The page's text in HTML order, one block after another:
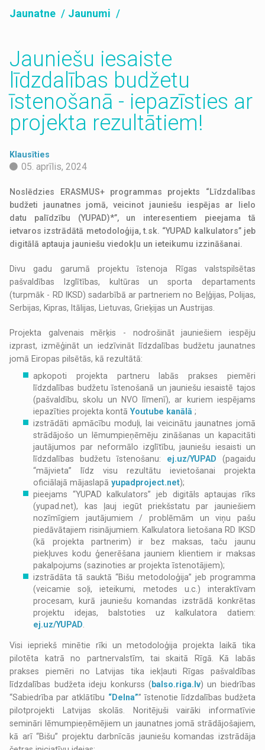
Jaunatne Jaunumi
Jauniešu iesaiste
līdzdalības budžetu
īstenošanā - iepazīsties ar
projekta rezultātiem!
Klausīties
05. aprīlis, 2024
Noslēdzies ERASMUS+ programmas projekts “Līdzdalības
budžeti jaunatnes jomā, veicinot jauniešu iespējas ar lielo
datu palīdzību (YUPAD)*”, un interesentiem pieejama tā
ietvaros izstrādātā metodoloģija, t.sk. “YUPAD kalkulators” jeb
digitālā aptauja jauniešu viedokļu un ieteikumu izzināšanai.
Divu gadu garumā projektu īstenoja Rīgas valstspilsētas
pašvaldības Izglītības, kultūras un sporta departaments
(turpmāk - RD IKSD) sadarbībā ar partneriem no Beļģijas, Polijas,
Serbijas, Kipras, Itālijas, Lietuvas, Grieķijas un Austrijas.
Projekta galvenais mērķis - nodrošināt jauniešiem iespēju
izprast, izmēģināt un iedzīvināt līdzdalības budžetu jaunatnes
jomā Eiropas pilsētās, kā rezultātā:
apkopoti projekta partneru labās prakses piemēri
līdzdalības budžetu īstenošanā un jauniešu iesaistē tajos
(pašvaldību, skolu un NVO līmenī), ar kuriem iespējams
iepazīties projekta kontāYoutube kanālā ;
izstrādāti apmācību moduļi, lai veicinātu jaunatnes jomā
strādājošo un lēmumpieņēmēju zināšanas un kapacitāti
jautājumos par neformālo izglītību, jauniešu iesaisti un
līdzdalības budžetu īstenošanu: ej.uz/YUPAD (pagaidu
“mājvieta” līdz visu rezultātu ievietošanai projekta
oficiālajā mājaslapāyupadproject.net);
pieejams “YUPAD kalkulators” jeb digitāls aptaujas rīks
(yupad.net), kas ļauj iegūt priekšstatu par jauniešiem
nozīmīgiem jautājumiem / problēmām un viņu pašu
piedāvātajiem risinājumiem. Kalkulatora lietošana RD IKSD
(kā projekta partnerim) ir bez maksas, taču jaunu
piekļuves kodu ģenerēšana jauniem klientiem ir maksas
pakalpojums (sazinoties ar projekta īstenotājiem);
izstrādāta tā sauktā “Bišu metodoloģija” jeb programma
(veicamie soļi, ieteikumi, metodes u.c.) interaktīvam
procesam, kurā jauniešu komandas izstrādā konkrētas
projektu idejas, balstoties uz kalkulatora datiem:
ej.uz/YUPAD.
Visi iepriekš minētie rīki un metodoloģija projekta laikā tika
pilotēta katrā no partnervalstīm, tai skaitā Rīgā. Kā labās
prakses piemēri no Latvijas tika iekļauti Rīgas pašvaldības
līdzdalības budžeta ideju konkurss (balso.riga.lv) un biedrības
“Sabiedrība par atklātību “Delna”” īstenotie līdzdalības budžeta
pilotprojekti Latvijas skolās. Noritējuši vairāki informatīvie
semināri lēmumpieņēmējiem un jaunatnes jomā strādājošajiem,
kā arī “Bišu” projektu darbnīcās jauniešu komandas izstrādāja